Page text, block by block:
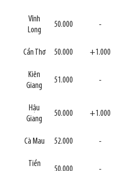
Vĩnh
Long
50.000 -
Cần Thơ 50.000 +1.000
Kiên
Giang
51.000 -
Hậu
Giang
50.000 +1.000
Cà Mau 52.000 -
Tiền
50.000 -